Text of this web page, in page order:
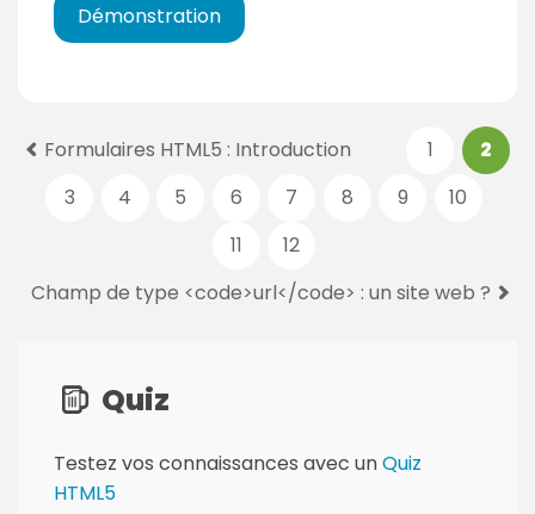
Démonstration
Formulaires HTML5 : Introduction 1
2
3
4 5 6 7 8 9
10
11
12
Champ de type <code>url</code> : un site web ?
Quiz
Testez vos connaissances avec unQuiz
HTML5